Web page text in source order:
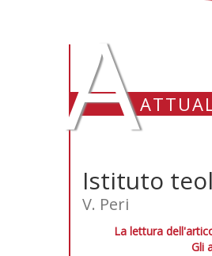
A
Istituto
V. Peri
La lettura
Gli